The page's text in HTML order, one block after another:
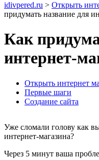
idivpered.ru > Открыть
придумать название для
Как
интернет-
Открыть интернет
Первые шаги
Создание сайта
Уже сломали голову как
интернет-магазина?
Через 5 минут ваша